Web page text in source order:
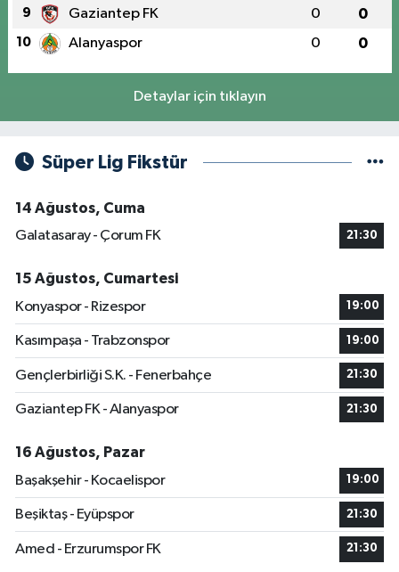
9 Gaziantep FK 0 0
10 Alanyaspor 0 0
Detaylar için tıklayın
Süper Lig Fikstür
14 Ağustos, Cuma
Galatasaray - Çorum FK
21:30
15 Ağustos, Cumartesi
Konyaspor - Rizespor
19:00
Kasımpaşa - Trabzonspor 19:00
Gençlerbirliği S.K. - Fenerbahçe 21:30
Gaziantep FK - Alanyaspor 21:30
16 Ağustos, Pazar
Başakşehir - Kocaelispor
19:00
Beşiktaş - Eyüpspor 21:30
Amed - Erzurumspor FK 21:30